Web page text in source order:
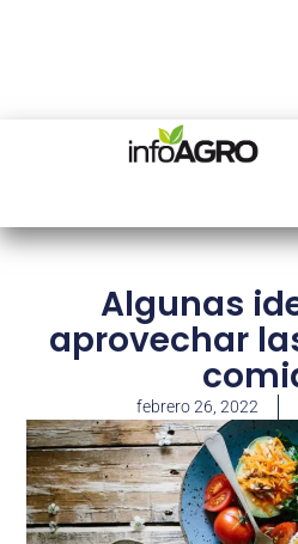
Algunas
aprovechar
febrero 26, 2022